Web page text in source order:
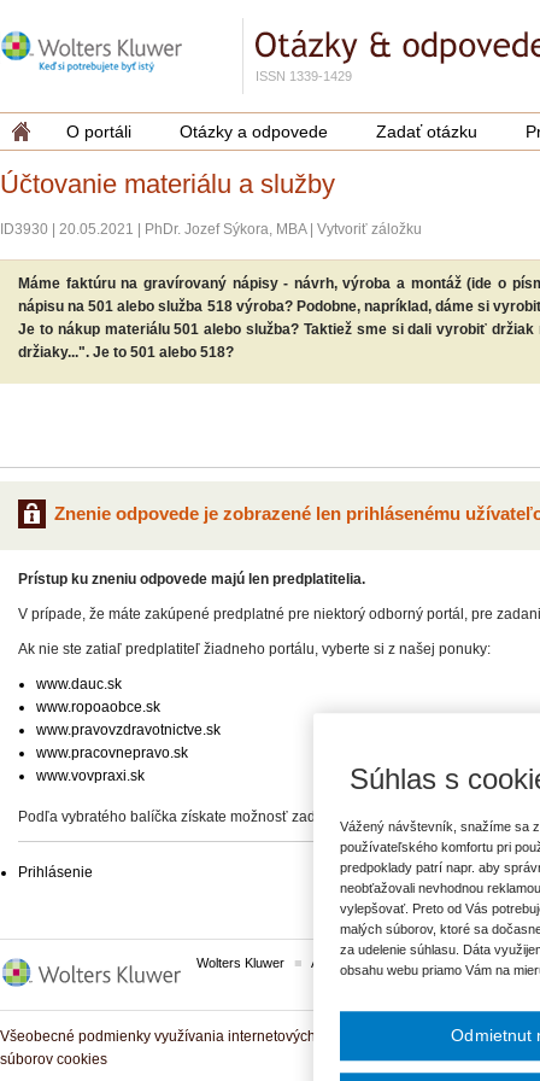
ISSN 1339-1429
O portáli Otázky a odpovede Zadať otázku
Účtovanie materiálu a služby
ID3930 20.05.2021 PhDr. Jozef Sýkora, MBA Vytvoriť záložku
Máme faktúru na gravírovaný nápisy - návrh, výroba a montáž (ide o
nápisu na 501 alebo služba 518 výroba? Podobne, napríklad, dáme si
Je to nákup materiálu 501 alebo služba? Taktiež sme si dali vyrobiť
držiaky...". Je to 501 alebo 518?
Znenie odpovede je zobrazené len prihlásenému
Prístup ku zneniu odpovede majú len predplatitelia.
V prípade, že máte zakúpené predplatné pre niektorý odborný portál, pre
Ak nie ste zatiaľ predplatiteľ žiadneho portálu, vyberte si z našej ponuky:
www.dauc.sk
www.ropoaobce.sk
www.pravovzdravotnictve.sk
www.pracovnepravo.sk
www.vovpraxi.sk
Podľa vybratého balíčka získate možnosť zadať svoje otázky, prípadne prístup
Prihlásenie
Wolters Kluwer ASPI Komplexné právne predpisy
Všeobecné podmienky využívania internetových služieb a komunitných portálov
súborov cookies
Súhlas s
Vážený návštevník, snažíme sa
používateľského komfortu pri
predpoklady patrí napr. aby
neobťažovali nevhodnou
vylepšovať. Preto od Vás
malých súborov, ktoré sa
za udelenie súhlasu. Dáta
obsahu webu priamo Vám na
Odmietnut